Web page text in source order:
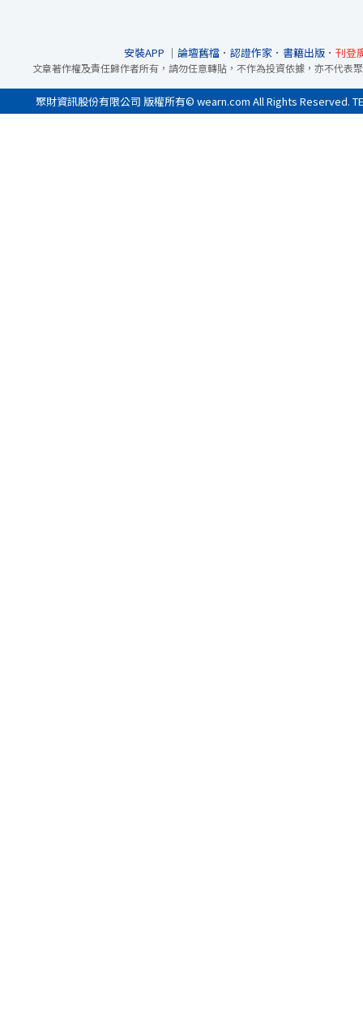
安裝APP ｜ 論壇舊檔． 認證作家． 書籍出版． 刊登
文章著作權及責任歸作者所有，請勿任意轉貼，不作為投資依據，亦不代
聚財資訊股份有限公司 版權所有© wearn.com All Rights Reserved.